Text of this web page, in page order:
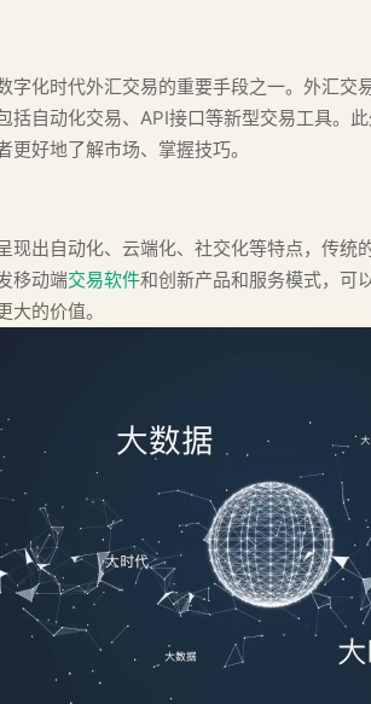
字化时代外汇交易的重要手段之一。外汇交
括自动化交易、API接口等新型交易工具。
好地了解市场、掌握技巧。
现出自动化、云端化、社交化等特点，传统
移动端交易软件和创新产品和服务模式，可
的价值。